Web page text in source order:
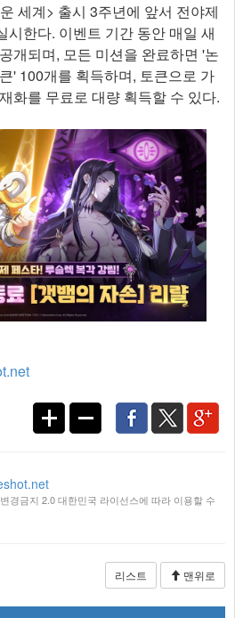
세계> 출시 3주년에 앞서 전야제
시한다. 이벤트 기간 동안 매일 새
개되며, 모든 미션을 완료하면 '논
' 100개를 획득하며, 토큰으로 가
화를 무료로 대량 획득할 수 있다.
경금지 2.0 대한민국 라이선스에 따라 이용할 수
리스트 맨위로